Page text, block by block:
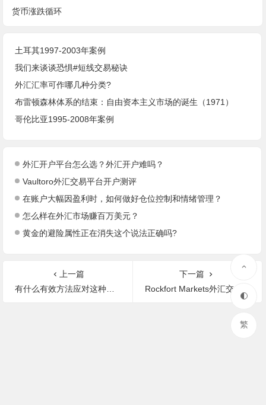
货币涨跌循环
土耳其1997-2003年案例
我们来谈谈恐惧#短线交易秘诀
外汇汇率可作哪几种分类?
布雷顿森林体系的结束：自由资本主义市场的诞生（1971）
哥伦比亚1995-2008年案例
外汇开户平台怎么选？外汇开户难吗？
Vaultoro外汇交易平台开户测评
在账户大幅因盈利时，如何做好仓位控制和情绪管理？
怎么样在外汇市场赚百万美元？
黄金的避险属性正在消失这个说法正确吗?
上一篇
有什么有效方法应对这种黑天鹅式的风险呢?
下一篇
Rockfort Markets外汇交易平台开户测评
繁